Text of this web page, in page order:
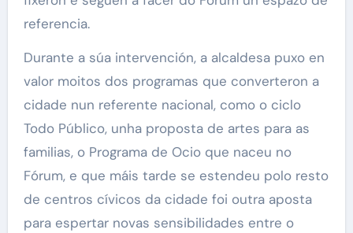
referencia.
Durante a súa intervención, a alcaldesa puxo en
valor moitos dos programas que converteron a
cidade nun referente nacional, como o ciclo
Todo Público, unha proposta de artes para as
familias, o Programa de Ocio que naceu no
Fórum, e que máis tarde se estendeu polo resto
de centros cívicos da cidade foi outra aposta
para espertar novas sensibilidades entre o